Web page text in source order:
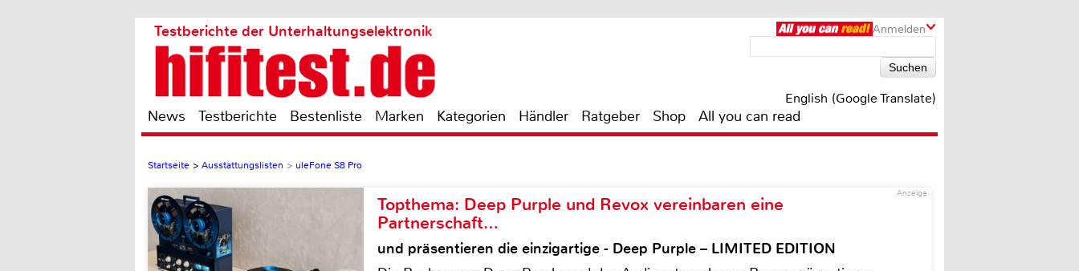
Anmelden
Testberichte der Unterhaltungselektronik
English (Google Translate)
News Testberichte Bestenliste Marken Kategorien Händler Ratgeber Shop All you can read
Startseite > Ausstattungslisten > uleFone S8 Pro
Anzeige
Topthema: Deep Purple und Revox vereinbaren eine
Partnerschaft…
und präsentieren die einzigartige - Deep Purple – LIMITED EDITION